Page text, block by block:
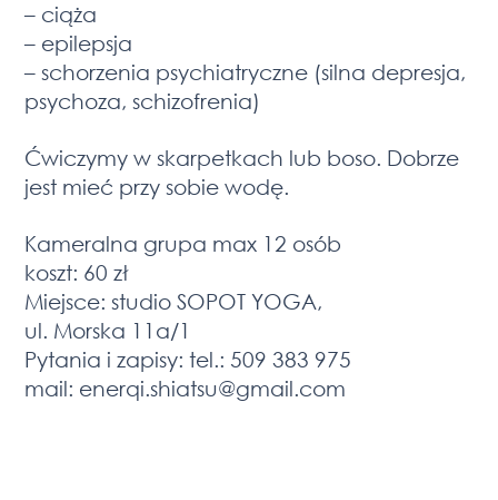
– ciąża
– epilepsja
– schorzenia psychiatryczne (silna depresja,
psychoza, schizofrenia)
Ćwiczymy w skarpetkach lub boso. Dobrze
jest mieć przy sobie wodę.
Kameralna grupa max 12 osób
koszt: 60 zł
Miejsce: studio SOPOT YOGA,
ul. Morska 11a/1
Pytania i zapisy: tel.: 509 383 975
mail: enerqi.shiatsu@gmail.com